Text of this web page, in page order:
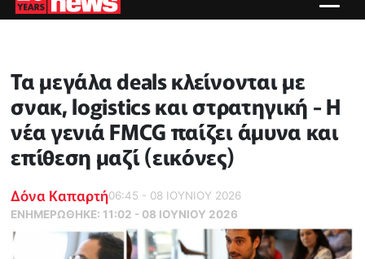
Τα μεγάλα deals κλείνονται με
σνακ, logistics και στρατηγική - Η
νέα γενιά FMCG παίζει άμυνα και
επίθεση μαζί (εικόνες)
Δόνα Καπαρτή06:45 - 08 ΙΟΥΝΙΟΥ 2026
ΕΝΗΜΕΡΏΘΗΚΕ: 11:02 - 08 ΙΟΥΝΙΟΥ 2026